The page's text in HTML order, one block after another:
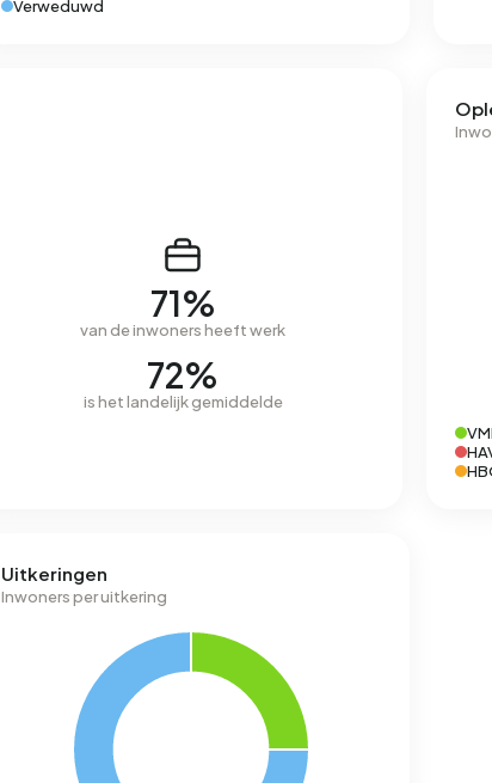
Verweduwd
71%
van de inwoners heeft werk
72%
is het landelijk gemiddelde
Uitkeringen
Inwoners per uitkering